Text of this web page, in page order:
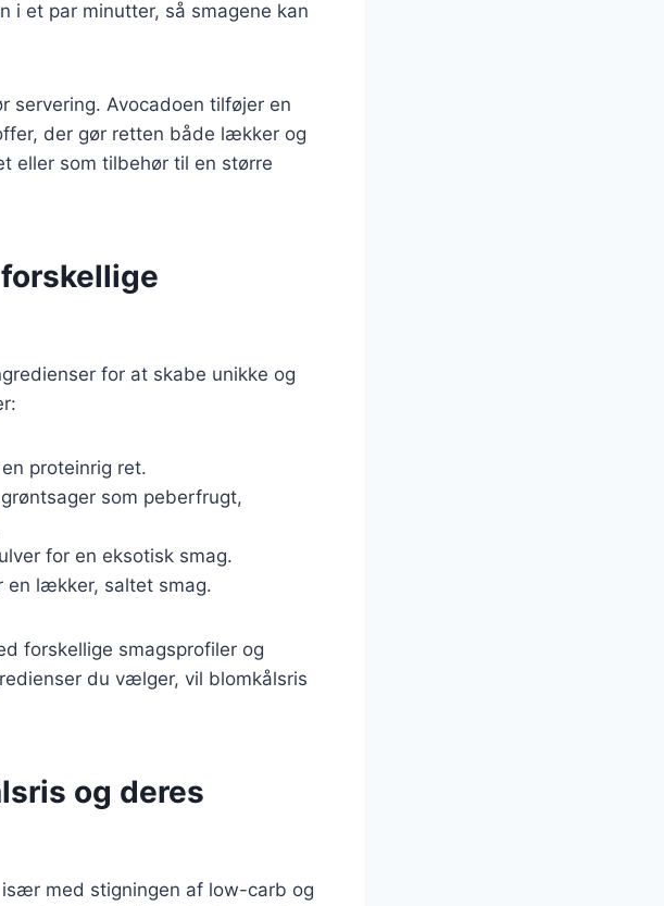
i et par minutter, så smagene kan
Avocadoen tilføjer en
der gør retten både lækker og
eller som tilbehør til en større
for at skabe unikke og
proteinrig ret.
som peberfrugt,
for en eksotisk smag.
lækker, saltet smag.
forskellige smagsprofiler og
du vælger, vil blomkålsris
og deres
med stigningen af low-carb og